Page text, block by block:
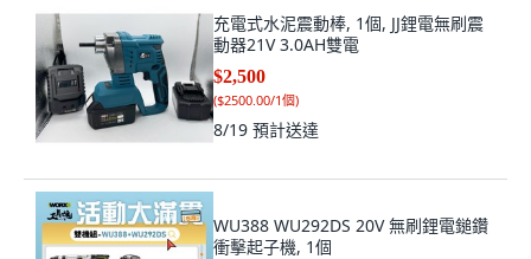
充電式水泥震動棒, 1個, JJ鋰電無刷震
動器21V 3.0AH雙電
$2,500
($2500.00/1個)
8/19 預計送達
WU388 WU292DS 20V 無刷鋰電鎚鑽
衝擊起子機, 1個